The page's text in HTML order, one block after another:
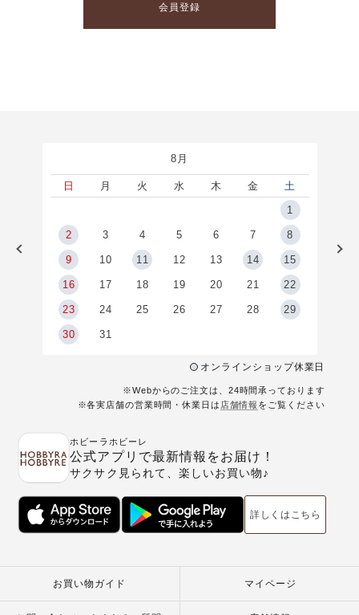
会員登録
8月
日 月 火 水 木 金
土
1
2 3 4 5 6 7 8
9 10 11 12 13 14 15
16 17 18 19 20 21 22
23 24 25 26 27 28 29
30 31
オンラインショップ休業日
※Webからのご注文は、24時間承っております
※各実店舗の営業時間・休業日は 店舗情報 をご覧ください
ホビーラホビーレ
公式アプリで最新情報をお届け！
サクサク見られて、楽しいお買い物♪
詳しくはこちら
お買い物ガイド マイページ